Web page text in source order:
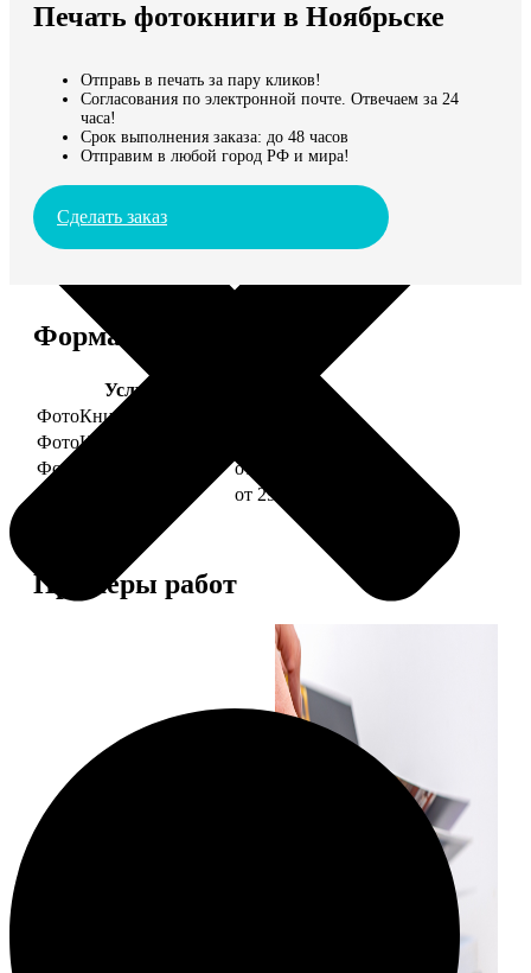
Мы доставляем по всему миру
Продолжить без города
Печать фотокниги в Ноябрьске
Отправь в печать за пару кликов!
Согласования по электронной почте. Отвечаем за 24
часа!
Срок выполнения заказа: до 48 часов
Отправим в любой город РФ и мира!
Сделать заказ
Форматы и цены
Услуга
ФотоКниги "Премиум"
ФотоКниги "Слим"
ФотоКниги "Лайт"
от 2990
ФотоКниги "Софт"
от 2990
Примеры работ